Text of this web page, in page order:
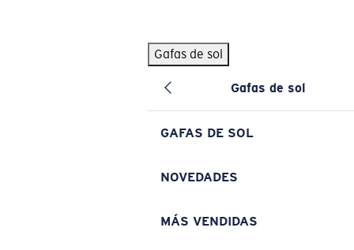
Gafas de sol
Gafas de sol
GAFAS DE SOL
NOVEDADES
MÁS VENDIDAS
BÚSQUEDAS POPULARES
Pilothouse PRO Limited Edition Pack Exclusivo
Gafas de sol personalizadas
Los más vendidos de gafas de sol